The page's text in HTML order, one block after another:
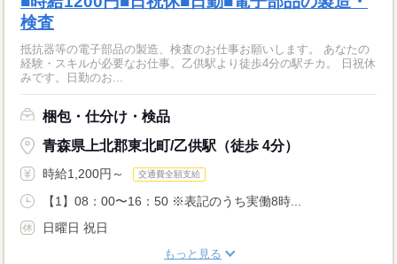
検査
抵抗器等の電子部品の製造、検査のお仕事お願いします。 あなたの
経験・スキルが必要なお仕事。乙供駅より徒歩4分の駅チカ。 日祝休
みです。日勤のお...
梱包・仕分け・検品
青森県上北郡東北町/乙供駅（徒歩 4分）
時給1,200円～ 交通費全額支給
【1】08：00〜16：50 ※表記のうち実働8時...
日曜日 祝日
もっと見る